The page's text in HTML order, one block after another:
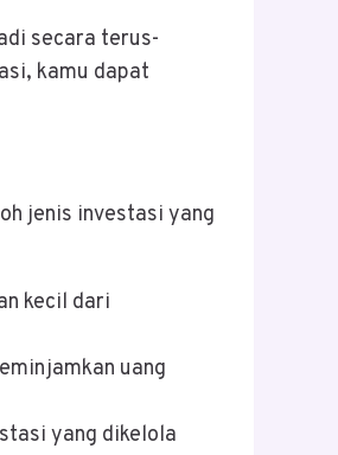
secara terus-
kamu dapat
jenis investasi yang
kecil dari
uang
yang dikelola